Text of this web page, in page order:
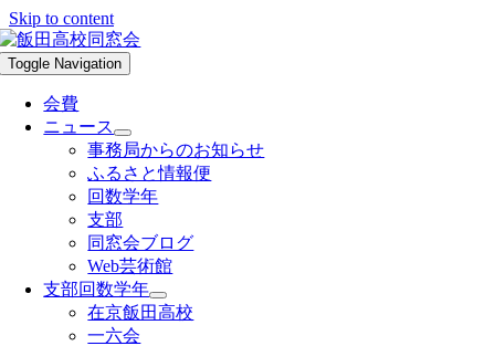
Skip to content
Toggle Navigation
会費
ニュース
事務局からのお知らせ
ふるさと情報便
回数学年
支部
同窓会ブログ
Web芸術館
支部回数学年
在京飯田高校
一六会